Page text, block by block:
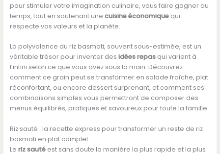
pour stimuler votre imagination culinaire, vous faire gagner du
temps, tout en soutenant une cuisine économiquequi
respecte vos valeurs et la planète.
La polyvalence du riz basmati, souvent sous-estimée, est un
véritable trésor pour inventer des idées repasqui varient à
l’infini selon ce que vous avez sous la main. Découvrez
comment ce grain peut se transformer en salade fraîche, plat
réconfortant, ou encore dessert surprenant, et comment ses
combinaisons simples vous permettront de composer des
menus équilibrés, pratiques et savoureux pour toute la famille.
Riz sauté : la recette express pour transformer un reste de riz
basmati en plat complet
Le riz sautéest sans doute la manière la plus rapide et la plus